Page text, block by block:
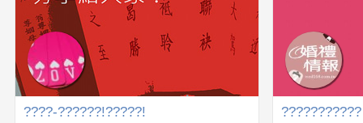
????-??????!?????! ???????????